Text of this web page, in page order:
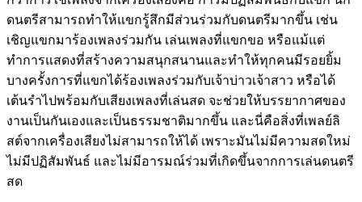
ดนตรีสามารถทำให้แขกรู้สึกมีส่วนร่วมกับดนตรีมากขึ้น เช่น
เชิญแขกมาร้องเพลงร่วมกัน เล่นเพลงที่แขกขอ หรือแม้แต่
ทำการแสดงที่สร้างความสนุกสนานและทำให้ทุกคนมีรอยยิ้ม
บางครั้งการที่แขกได้ร้องเพลงร่วมกับเจ้าบ่าวเจ้าสาว หรือได้
เต้นรำไปพร้อมกับเสียงเพลงที่เล่นสด จะช่วยให้บรรยากาศของ
งานเป็นกันเองและเป็นธรรมชาติมากขึ้น และนี่คือสิ่งที่เพลย์ลิ
สต์จากเครื่องเสียงไม่สามารถให้ได้ เพราะมันไม่มีความสดใหม่
ไม่มีปฏิสัมพันธ์ และไม่มีอารมณ์ร่วมที่เกิดขึ้นจากการเล่นดนตรี
สด